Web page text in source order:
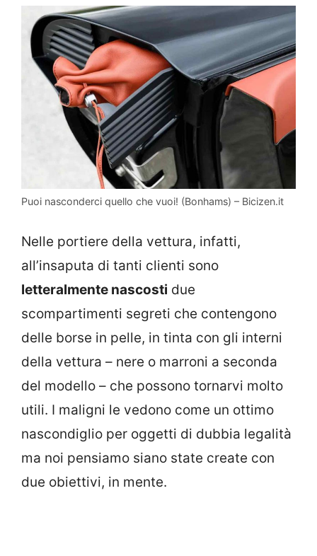
Puoi nasconderci quello che vuoi! (Bonhams) – Bicizen.it
Nelle portiere della vettura, infatti,
all’insaputa di tanti clienti sono
letteralmente nascosti due
scompartimenti segreti che contengono
delle borse in pelle, in tinta con gli interni
della vettura – nere o marroni a seconda
del modello – che possono tornarvi molto
utili. I maligni le vedono come un ottimo
nascondiglio per oggetti di dubbia legalità
ma noi pensiamo siano state create con
due obiettivi, in mente.